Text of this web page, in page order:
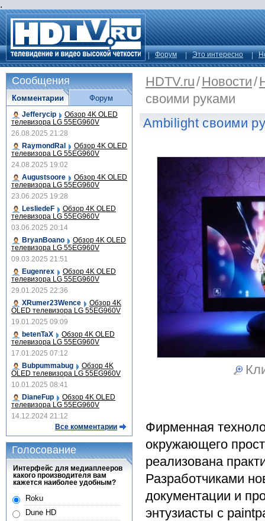
.
Форум Это интересно
HDTV.ru/Новости/
своими руками
Ambilight своими
Фирменная
окружающего
реализована
Разработчиками
документации и
энтузиасты с
Сообщения
Комментарии
Jefferycip Обзор 4K OLED
телевизора LG 55EG960V
26.08.2025 21:28
RaymondRal
Обзор 4K OLED
телевизора LG 55EG960V
24.08.2025 19:02
Augustsoore
Обзор 4K OLED
телевизора LG 55EG960V
23.06.2025 19:28
LesliedeF
Обзор 4K OLED
телевизора LG 55EG960V
03.06.2025 20:14
BryanBoano
Обзор 4K OLED
телевизора LG 55EG960V
09.03.2025 21:51
Eugenrex
Обзор 4K OLED
телевизора LG 55EG960V
29.01.2025 22:36
XRumer23Wence
Обзор 4K
OLED телевизора LG 55EG960V
19.01.2025 09:09
betenTaX
Обзор 4K OLED
телевизора LG 55EG960V
17.01.2025 07:12
Bubpummabug
Обзор 4K
OLED телевизора LG 55EG960V
10.01.2025 08:41
DianeFup
Обзор 4K OLED
телевизора LG 55EG960V
14.12.2024 21:12
Все комментарии
Форум
Голосование
Интерфейс для медиаплееров
какого производителя вам
кажется наиболее удобным?
Roku
Dune HD